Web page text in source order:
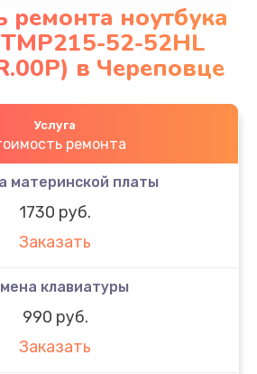
ремонта ноутбука
52-52HL
в Череповце
Услуга
ремонта
материнской платы
1730 руб.
Заказать
клавиатуры
990 руб.
Заказать